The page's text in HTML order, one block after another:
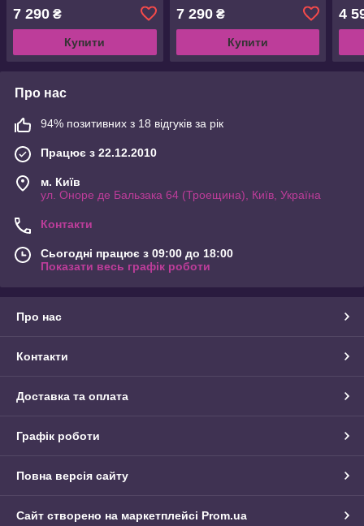
7 290 ₴
Купити
7 290₴
Купити
4
Про нас
94% позитивних з 18 відгуків за рік
Працює з 22.12.2010
м. Київ
ул. Оноре де Бальзака 64 (Троещина), Київ, Україна
Контакти
Сьогодні працює з 09:00 до 18:00
Показати весь графік роботи
Про нас
Контакти
Доставка та оплата
Графік роботи
Повна версія сайту
Сайт створено на маркетплейсі Prom.ua